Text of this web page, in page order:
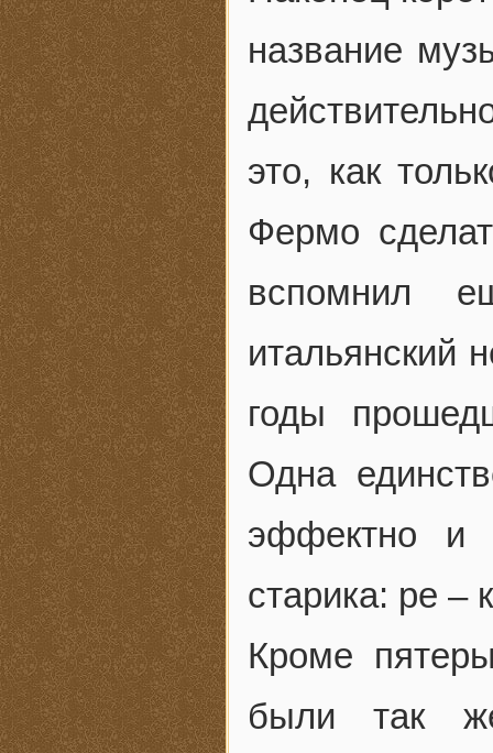
название
это, как
Фермо
вспомнил
итальянский
годы
Одна
эффектно и
старика: ре –
Кроме
были так